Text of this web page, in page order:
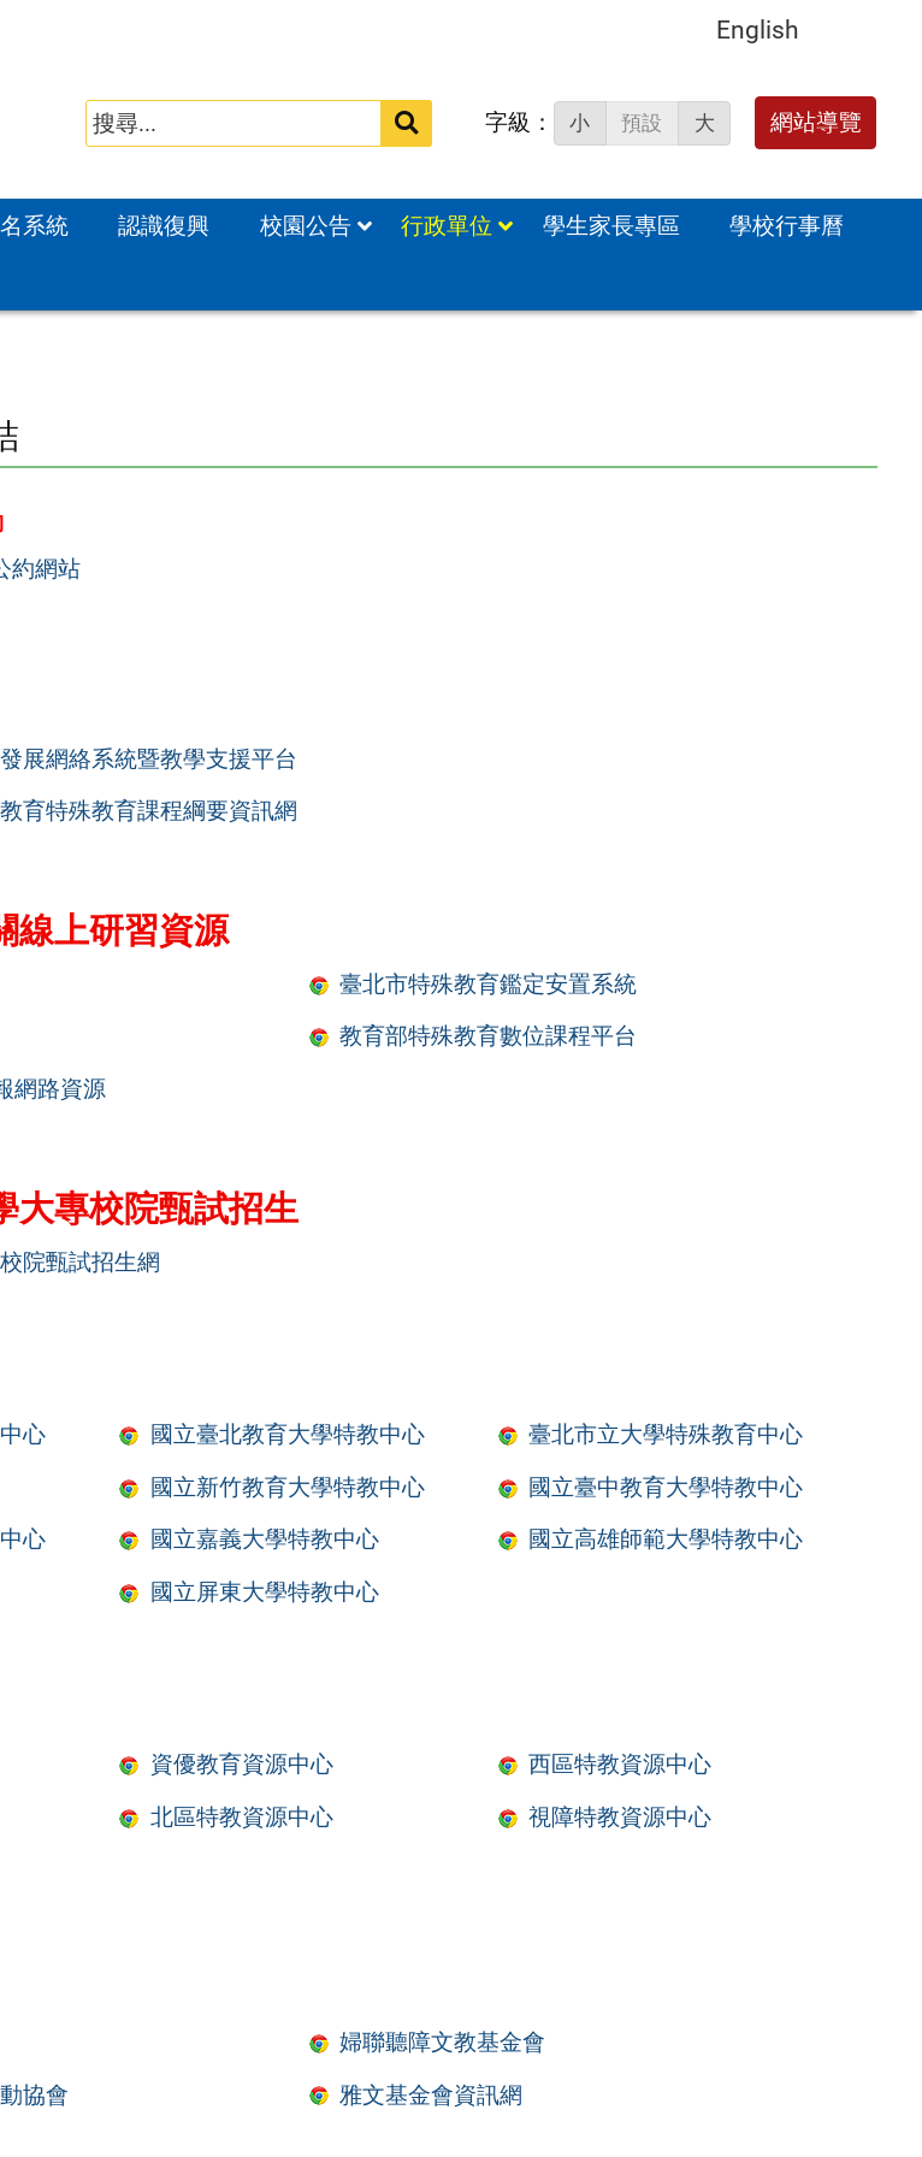
English
搜
字級： 小 預設 大 網站導覽
系統 認識復興 校園公告 行政單位 學生家長專區
學校行事曆
約網站
展網絡系統暨教學支援平台
育特殊教育課程綱要資訊網
線上研習資源
臺北市特殊教育鑑定安置系統
教育部特殊教育數位課程平台
網路資源
大專校院甄試招生
院甄試招生網
心 國立臺北教育大學特教中心
臺北市立大學特殊教育中心
國立新竹教育大學特教中心
國立臺中教育大學特教中心
心
國立嘉義大學特教中心
國立高雄師範大學特教中心
國立屏東大學特教中心
資優教育資源中心
西區特教資源中心
北區特教資源中心
視障特教資源中心
婦聯聽障文教基金會
協會
雅文基金會資訊網